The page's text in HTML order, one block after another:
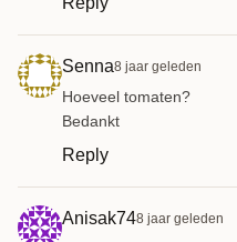
Senna8 jaar geleden
Hoeveel tomaten?
Bedankt
Reply
Anisak748 jaar geleden